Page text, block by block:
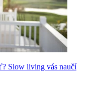
Slow living vás naučí